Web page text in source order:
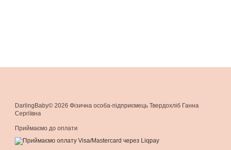
DarlingBaby© 2026 Фізична особа-підприємець Твердохліб Ганна
Сергіївна
Приймаємо до оплати